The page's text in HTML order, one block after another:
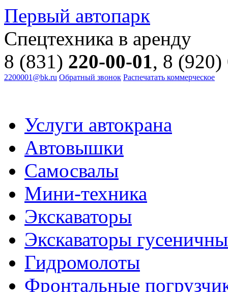
Первый автопарк
Спецтехника в аренду
8 (831) 220-00-01, 8 (920)
2200001@bk.ru Обратный звонок Распечатать коммерческое
Услуги автокрана
Автовышки
Самосвалы
Мини-техника
Экскаваторы
Экскаваторы
Гидромолоты
Фронтальные